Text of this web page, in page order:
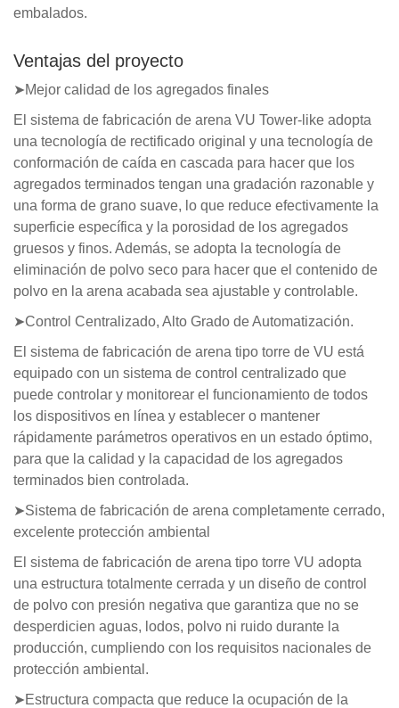
embalados.
Ventajas del proyecto
➤Mejor calidad de los agregados finales
El sistema de fabricación de arena VU Tower-like adopta
una tecnología de rectificado original y una tecnología de
conformación de caída en cascada para hacer que los
agregados terminados tengan una gradación razonable y
una forma de grano suave, lo que reduce efectivamente la
superficie específica y la porosidad de los agregados
gruesos y finos. Además, se adopta la tecnología de
eliminación de polvo seco para hacer que el contenido de
polvo en la arena acabada sea ajustable y controlable.
➤Control Centralizado, Alto Grado de Automatización.
El sistema de fabricación de arena tipo torre de VU está
equipado con un sistema de control centralizado que
puede controlar y monitorear el funcionamiento de todos
los dispositivos en línea y establecer o mantener
rápidamente parámetros operativos en un estado óptimo,
para que la calidad y la capacidad de los agregados
terminados bien controlada.
➤Sistema de fabricación de arena completamente cerrado,
excelente protección ambiental
El sistema de fabricación de arena tipo torre VU adopta
una estructura totalmente cerrada y un diseño de control
de polvo con presión negativa que garantiza que no se
desperdicien aguas, lodos, polvo ni ruido durante la
producción, cumpliendo con los requisitos nacionales de
protección ambiental.
➤Estructura compacta que reduce la ocupación de la